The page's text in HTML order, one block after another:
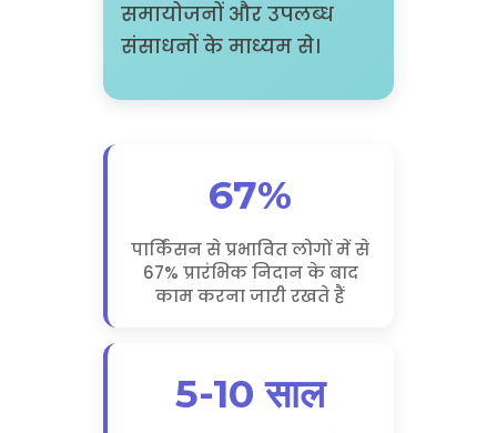
समायोजनों और उपलब्ध
संसाधनों के माध्यम से।
67%
पार्किंसन से प्रभावित लोगों में से
67% प्रारंभिक निदान के बाद
काम करना जारी रखते हैं
5-10 साल